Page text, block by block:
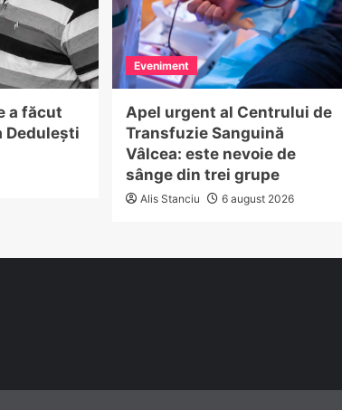
a făcut
Dedulești
Eveniment
Apel urgent al Centrului de
Transfuzie Sanguină
Vâlcea: este nevoie de
sânge din trei grupe
Alis Stanciu 6 august 2026